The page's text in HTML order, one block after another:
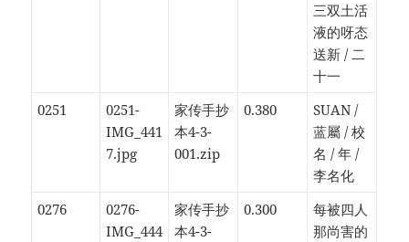
三双土活
液的呀态
送新 / 二
十一
0251
0251-
IMG_441
7.jpg
家传手抄
本4-3-
001.zip
0.380
SUAN /
蓝屬 / 校
名 / 年 /
李名化
0276
0276-
IMG_444
家传手抄
本4-3-
0.300
每被四人
那尚害的